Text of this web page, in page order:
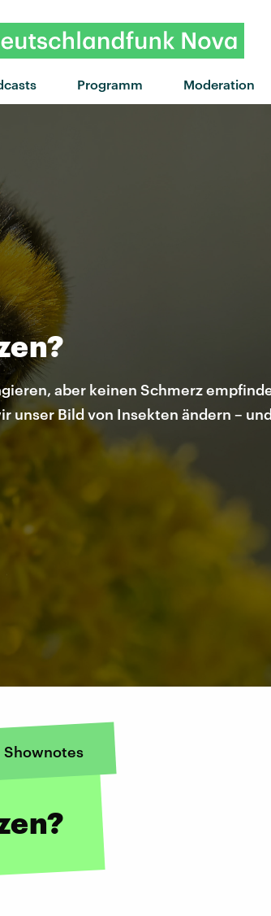
Programm Moderation
"Drop Dead Gorgeous"
aber keinen Schmerz
unser Bild von Insekten ändern –
Shownotes